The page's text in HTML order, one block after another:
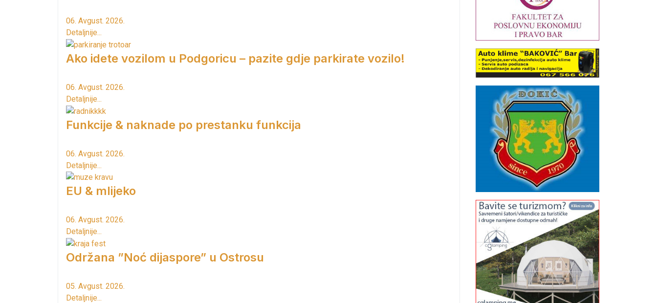
06. Avgust. 2026.
Detaljnije...
Ako idete vozilom u Podgoricu – pazite gdje parkirate vozilo!
06. Avgust. 2026.
Detaljnije...
Funkcije & naknade po prestanku funkcija
06. Avgust. 2026.
Detaljnije...
EU & mlijeko
06. Avgust. 2026.
Detaljnije...
Održana ”Noć dijaspore” u Ostrosu
05. Avgust. 2026.
Detaljnije...